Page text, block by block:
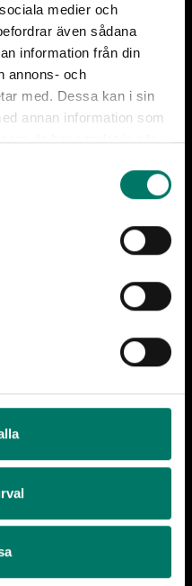
medier och
även sådana
information från din
annons- och
med. Dessa kan i sin
annan information som
de har samlat in när